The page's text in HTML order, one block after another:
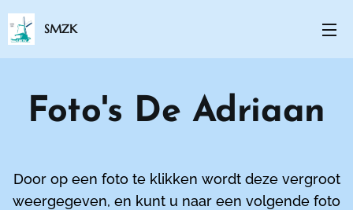
SMZK
Foto's De Adriaan
Door op een foto te klikken wordt deze vergroot
weergegeven, en kunt u naar een volgende foto